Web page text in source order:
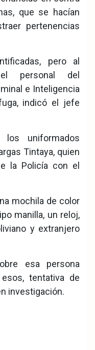
que se hacían
pertenencias
pero al
personal del
e Inteligencia
indicó el jefe
los uniformados
Tintaya, quien
la Policía con el
mochila de color
manilla, un reloj,
y extranjero
esa persona
tentativa de
investigación.